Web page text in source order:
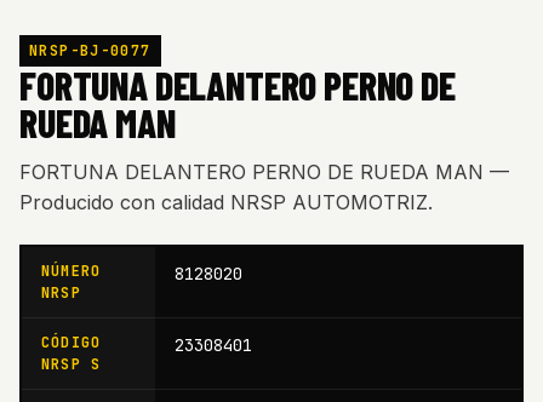
NRSP-BJ-0077
FORTUNA DELANTERO PERNO DE
RUEDA MAN
FORTUNA DELANTERO PERNO DE RUEDA MAN —
Producido con calidad NRSP AUTOMOTRIZ.
NÚMERO
NRSP
8128020
CÓDIGO
NRSP S
23308401